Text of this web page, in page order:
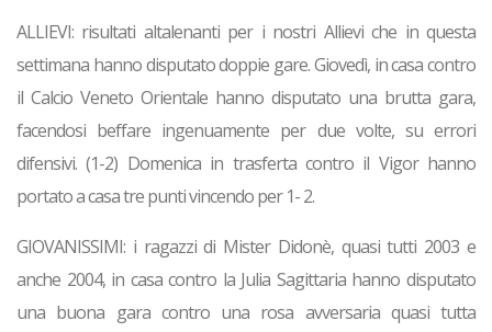
ALLIEVI: risultati altalenanti per i nostri Allievi che in questa
settimana hanno disputato doppie gare. Giovedì, in casa contro
il Calcio Veneto Orientale hanno disputato una brutta gara,
facendosi beffare ingenuamente per due volte, su errori
difensivi. (1-2) Domenica in trasferta contro il Vigor hanno
portato a casa tre punti vincendo per 1- 2.
GIOVANISSIMI: i ragazzi di Mister Didonè, quasi tutti 2003 e
anche 2004, in casa contro la Julia Sagittaria hanno disputato
una buona gara contro una rosa avversaria quasi tutta